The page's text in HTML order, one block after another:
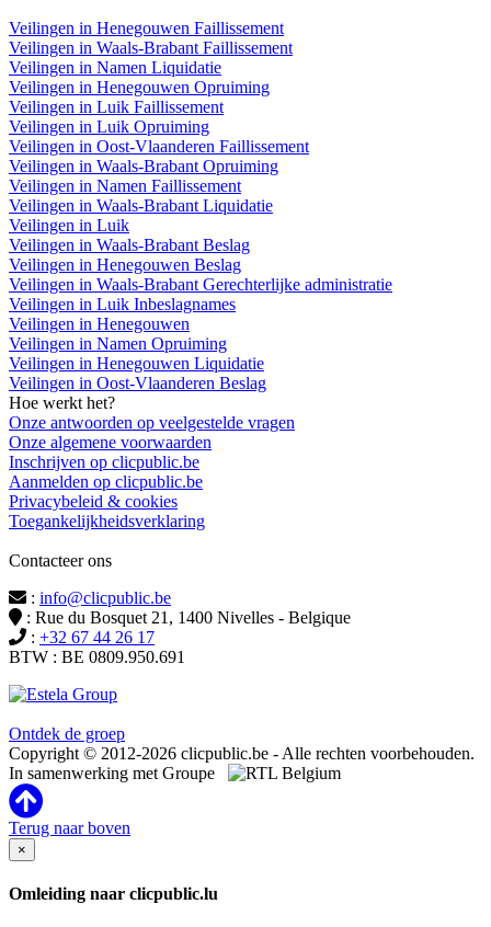
Veilingen in Henegouwen Faillissement
Veilingen in Waals-Brabant Faillissement
Veilingen in Namen Liquidatie
Veilingen in Henegouwen Opruiming
Veilingen in Luik Faillissement
Veilingen in Luik Opruiming
Veilingen in Oost-Vlaanderen Faillissement
Veilingen in Waals-Brabant Opruiming
Veilingen in Namen Faillissement
Veilingen in Waals-Brabant Liquidatie
Veilingen in Luik
Veilingen in Waals-Brabant Beslag
Veilingen in Henegouwen Beslag
Veilingen in Waals-Brabant Gerechterlijke administratie
Veilingen in Luik Inbeslagnames
Veilingen in Henegouwen
Veilingen in Namen Opruiming
Veilingen in Henegouwen Liquidatie
Veilingen in Oost-Vlaanderen Beslag
Hoe werkt het?
Onze antwoorden op veelgestelde vragen
Onze algemene voorwaarden
Inschrijven op clicpublic.be
Aanmelden op clicpublic.be
Privacybeleid & cookies
Toegankelijkheidsverklaring
Contacteer ons
: info@clicpublic.be
: Rue du Bosquet 21, 1400 Nivelles - Belgique
: +32 67 44 26 17
BTW : BE 0809.950.691
Ontdek de groep
Copyright © 2012-2026 clicpublic.be - Alle rechten voorbehouden.
In samenwerking met Groupe
Terug naar boven
×
Omleiding naar clicpublic.lu